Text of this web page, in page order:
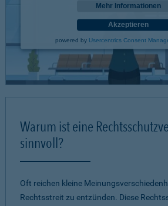
Mehr Informationen
Akzeptieren
powered by Usercentrics Consent
Warum ist eine
sinnvoll?
Oft reichen kleine
Rechtsstreit zu entzünden. Diese